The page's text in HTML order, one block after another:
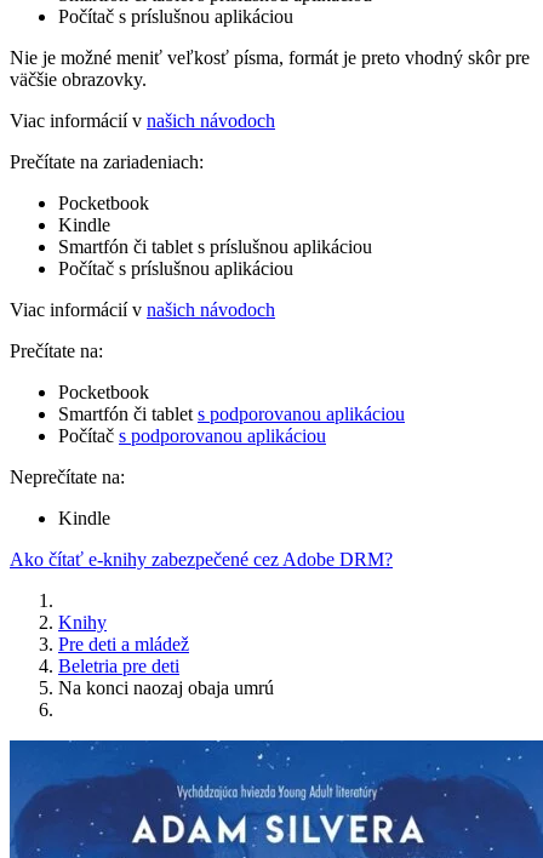
Počítač s príslušnou aplikáciou
Nie je možné meniť veľkosť písma, formát je preto vhodný skôr pre
väčšie obrazovky.
Viac informácií v našich návodoch
Prečítate na zariadeniach:
Pocketbook
Kindle
Smartfón či tablet s príslušnou aplikáciou
Počítač s príslušnou aplikáciou
Viac informácií v našich návodoch
Prečítate na:
Pocketbook
Smartfón či tablet s podporovanou aplikáciou
Počítač s podporovanou aplikáciou
Neprečítate na:
Kindle
Ako čítať e-knihy zabezpečené cez Adobe DRM?
Knihy
Pre deti a mládež
Beletria pre deti
Na konci naozaj obaja umrú